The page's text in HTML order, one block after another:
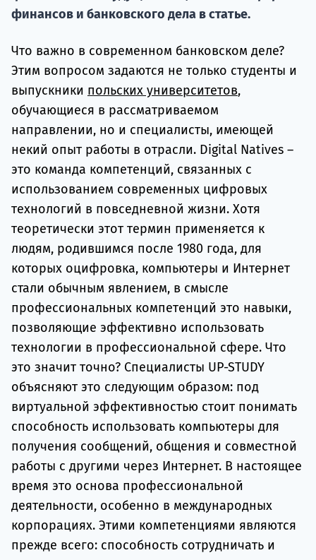
финансов и банковского дела в статье.
Что важно в современном банковском деле?
Этим вопросом задаются не только студенты и
выпускники польских университетов,
обучающиеся в рассматриваемом
направлении, но и специалисты, имеющей
некий опыт работы в отрасли. Digital Natives –
это команда компетенций, связанных с
использованием современных цифровых
технологий в повседневной жизни. Хотя
теоретически этот термин применяется к
людям, родившимся после 1980 года, для
которых оцифровка, компьютеры и Интернет
стали обычным явлением, в смысле
профессиональных компетенций это навыки,
позволяющие эффективно использовать
технологии в профессиональной сфере. Что
это значит точно? Специалисты UP-STUDY
объясняют это следующим образом: под
виртуальной эффективностью стоит понимать
способность использовать компьютеры для
получения сообщений, общения и совместной
работы с другими через Интернет. В настоящее
время это основа профессиональной
деятельности, особенно в международных
корпорациях. Этими компетенциями являются
прежде всего: способность сотрудничать и